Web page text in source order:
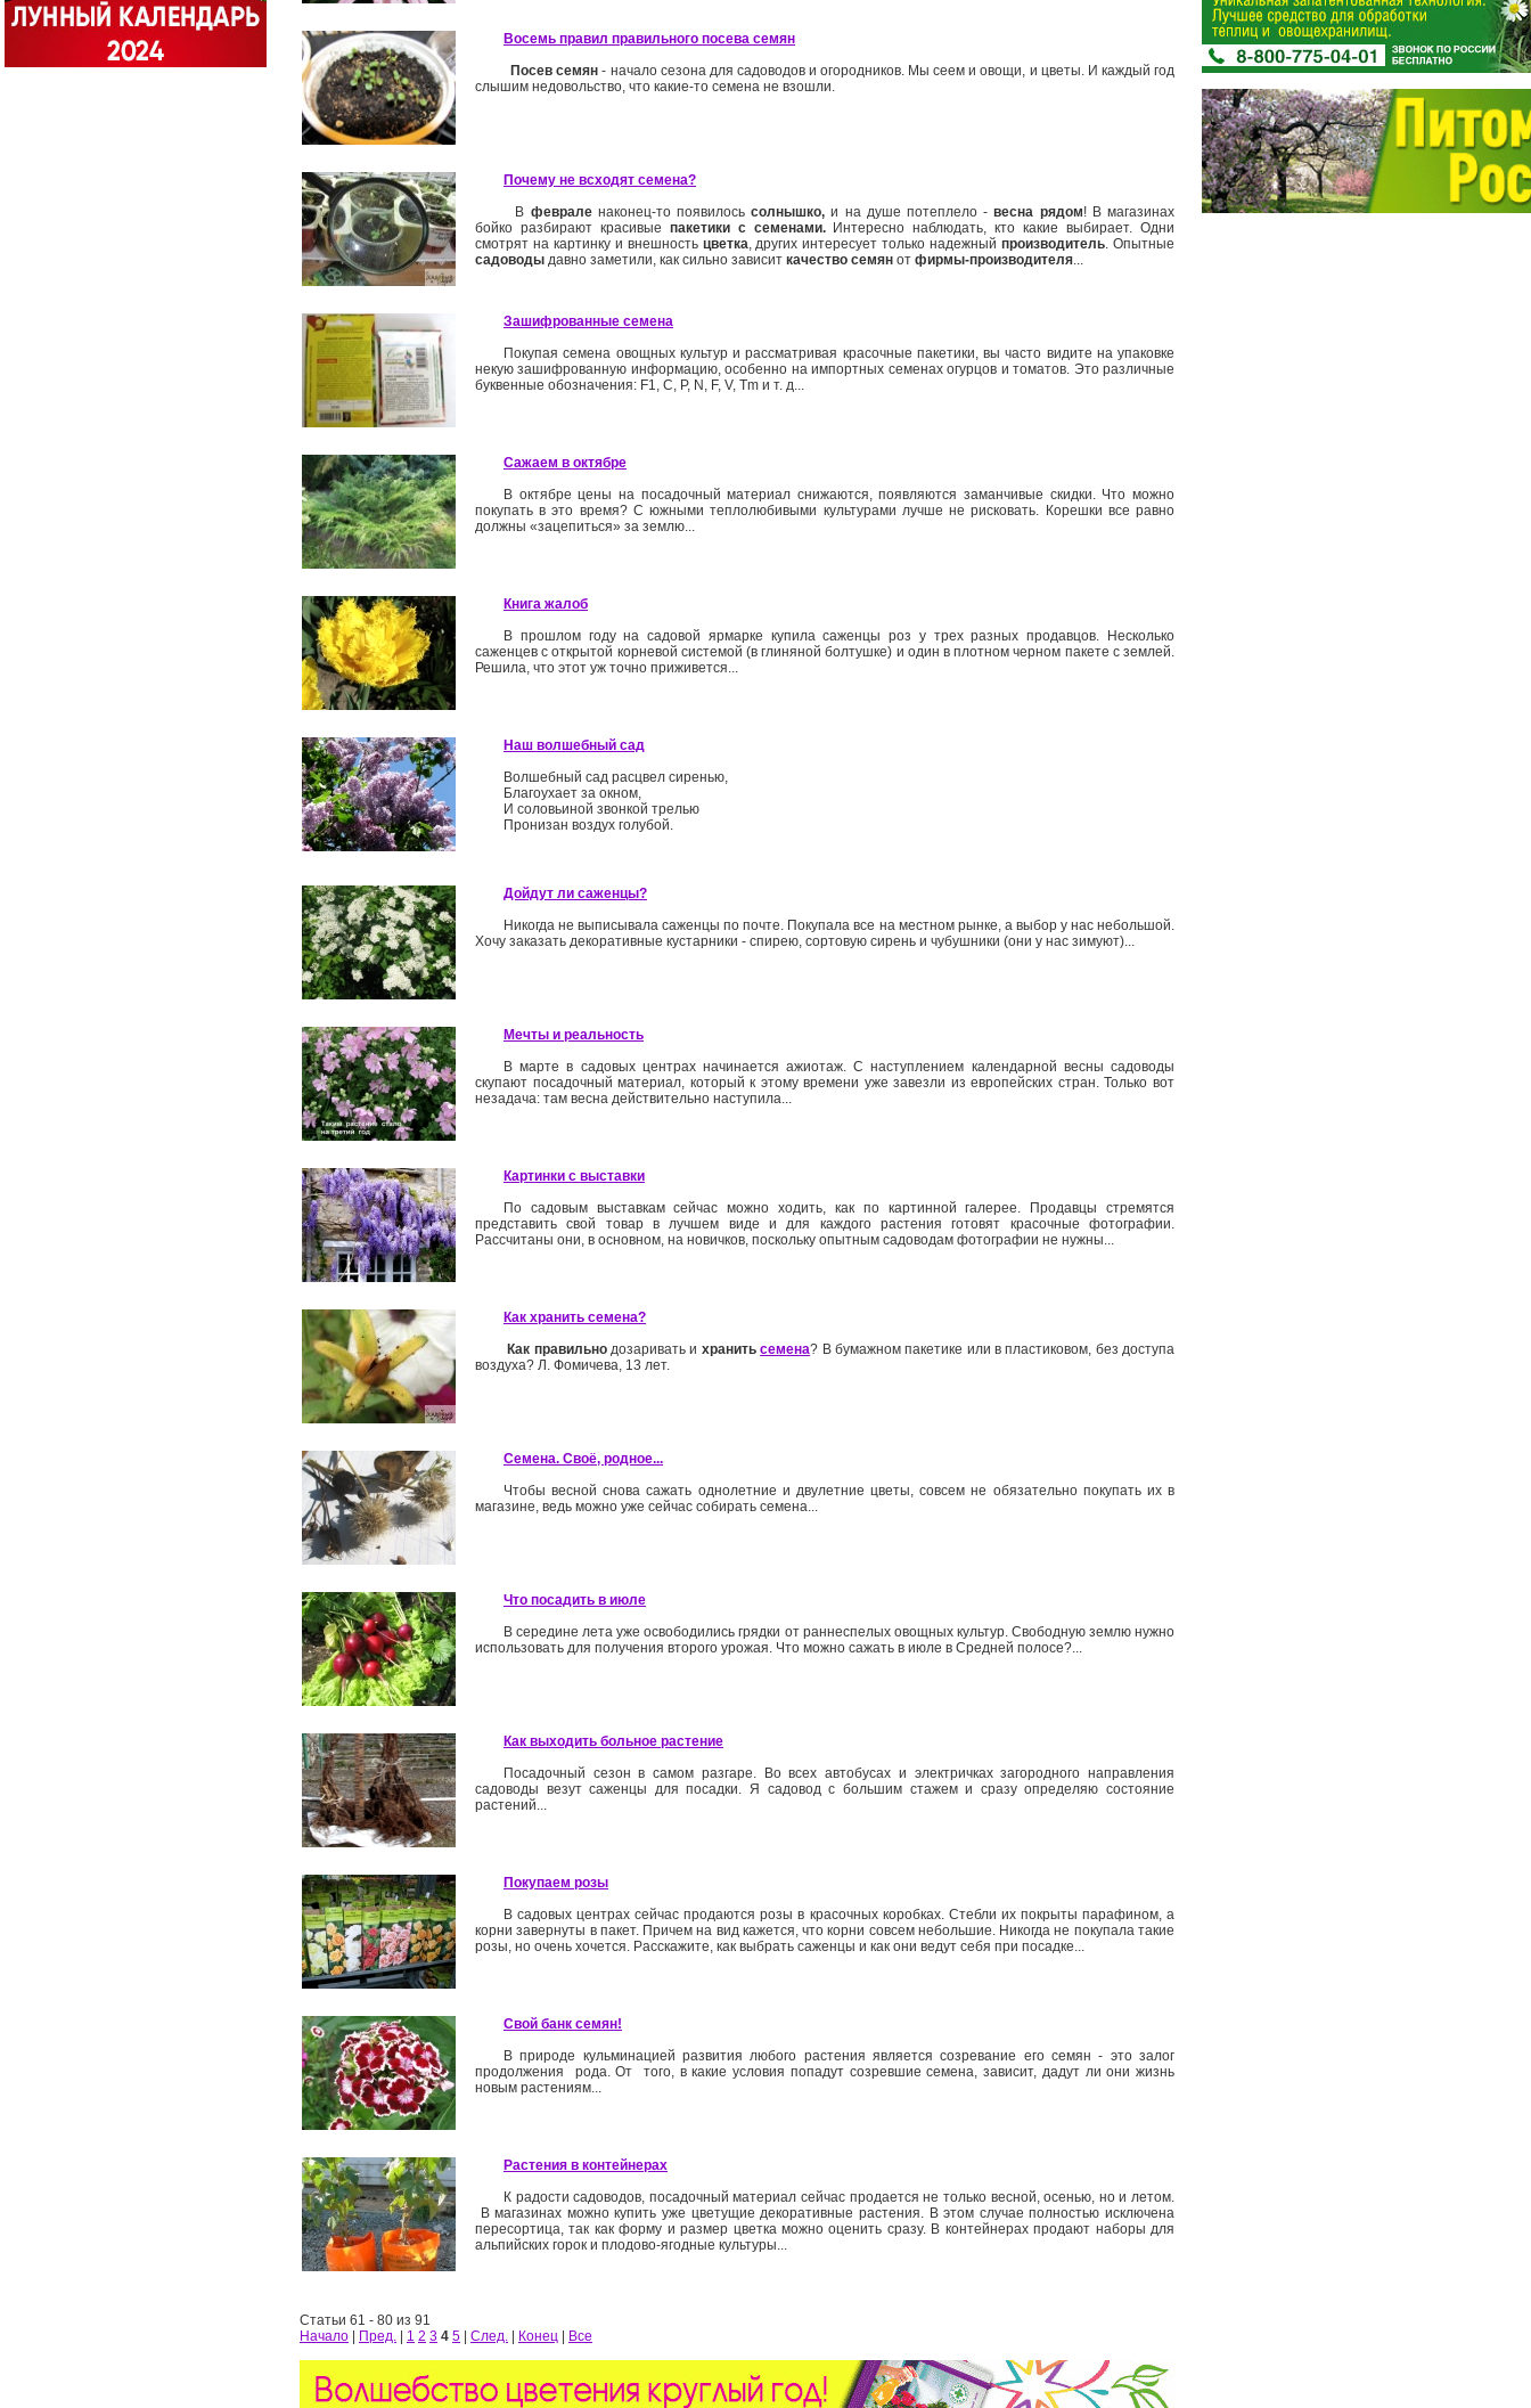
Восемь правил правильного посева семян
Посев семян - начало сезона для садоводов и огородников. Мы сеем и овощи, и цветы. И каждый год
слышим недовольство, что какие-то семена не взошли.
Почему не всходят семена?
В февраленаконец-то появилосьсолнышко, и на душе потеплело - весна рядом! В магазинах
бойко разбирают красивые пакетики с семенами.Интересно наблюдать, кто какие выбирает. Одни
смотрят на картинку и внешность цветка, других интересует только надежныйпроизводитель. Опытные
садоводы давно заметили, как сильно зависит качество семян от фирмы-производителя...
Зашифрованные семена
Покупая семена овощных культур и рассматривая красочные пакетики, вы часто видите на упаковке
некую зашифрованную информацию, особенно на импортных семенах огурцов и томатов. Это различные
буквенные обозначения: F1, C, P, N, F, V, Tm и т. д...
Сажаем в октябре
В октябре цены на посадочный материал снижаются, появляются заманчивые скидки. Что можно
покупать в это время? С южными теплолюбивыми культурами лучше не рисковать. Корешки все равно
должны «зацепиться» за землю...
Книга жалоб
В прошлом году на садовой ярмарке купила саженцы роз у трех разных продавцов. Несколько
саженцев с открытой корневой системой (в глиняной болтушке) и один в плотном черном пакете с землей.
Решила, что этот уж точно приживется...
Наш волшебный сад
Волшебный сад расцвел сиренью,
Благоухает за окном,
И соловьиной звонкой трелью
Пронизан воздух голубой.
Дойдут ли саженцы?
Никогда не выписывала саженцы по почте. Покупала все на местном рынке, а выбор у нас небольшой.
Хочу заказать декоративные кустарники - спирею, сортовую сирень и чубушники (они у нас зимуют)...
Мечты и реальность
В марте в садовых центрах начинается ажиотаж. С наступлением календарной весны садоводы
скупают посадочный материал, который к этому времени уже завезли из европейских стран. Только вот
незадача: там весна действительно наступила...
Картинки с выставки
По садовым выставкам сейчас можно ходить, как по картинной галерее. Продавцы стремятся
представить свой товар в лучшем виде и для каждого растения готовят красочные фотографии.
Рассчитаны они, в основном, на новичков, поскольку опытным садоводам фотографии не нужны...
Как хранить семена?
Как правильнодозаривать и хранитьсемена? В бумажном пакетике или в пластиковом, без доступа
воздуха? Л. Фомичева, 13 лет.
Семена. Своё, родное...
Чтобы весной снова сажать однолетние и двулетние цветы, совсем не обязательно покупать их в
магазине, ведь можно уже сейчас собирать семена...
Что посадить в июле
В середине лета уже освободились грядки от раннеспелых овощных культур. Свободную землю нужно
использовать для получения второго урожая. Что можно сажать в июле в Средней полосе?...
Как выходить больное растение
Посадочный сезон в самом разгаре. Во всех автобусах и электричках загородного направления
садоводы везут саженцы для посадки. Я садовод с большим стажем и сразу определяю состояние
растений...
Покупаем розы
В садовых центрах сейчас продаются розы в красочных коробках. Стебли их покрыты парафином, а
корни завернуты в пакет. Причем на вид кажется, что корни совсем небольшие. Никогда не покупала такие
розы, но очень хочется. Расскажите, как выбрать саженцы и как они ведут себя при посадке...
Свой банк семян!
В природе кульминацией развития любого растения является созревание его семян - это залог
продолжения рода. От того, в какие условия попадут созревшие семена, зависит, дадут ли они жизнь
новым растениям...
Растения в контейнерах
К радости садоводов, посадочный материал сейчас продается не только весной, осенью, но и летом.
В магазинах можно купить уже цветущие декоративные растения. В этом случае полностью исключена
пересортица, так как форму и размер цветка можно оценить сразу. В контейнерах продают наборы для
альпийских горок и плодово-ягодные культуры...
Статьи 61 - 80 из 91
Начало
Пред. 1 2 3 4 5 След. Конец Все